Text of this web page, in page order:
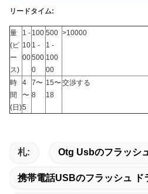
リードタイム:
量
(ピ
ー
ス)
1 -
10
00
100
1 -
500
0
500
1 -
100
00
>10000
時
間
(日)
4
〜
5
7〜
8
15〜
18
交渉する
札: Otg Usbのフラッシ
携帯電話USBのフラッシュ ド